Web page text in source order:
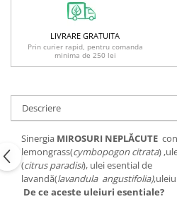
LIVRARE GRATUITA
Prin curier rapid, pentru comanda
minima de 250 lei
Descriere
Sinergia MIROSURI NEPLĂCUTE
lemongrass(cymbopogon citrata)
(citrus paradisi), ulei esential de
lavandă(lavandula angustifolia)
De ce aceste uleiuri esentiale?